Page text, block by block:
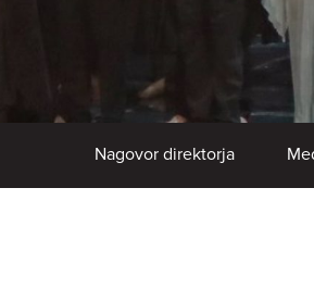
Nagovor direktorja